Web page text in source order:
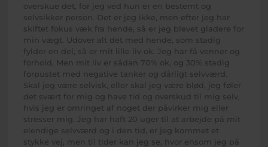
overskue det, for jeg ved hun er en bestemt og
selvsikker person. Det er jeg ikke, men efter jeg har
skiftet fokus væk fra hende, så er jeg blevet gladere for
min vægt. Udover alt det med hende, som stadig
fylder en del, så er mit lille liv ok. Jeg har få venner og
forhold. Men mit liv er sådan 70% ok, og 30% stadig
forpustet med negative tanker og dårligt selvværd.
Skal jeg være selvisk, eller skal jeg være blød, jeg føler
det svært for mig og have tid og overskud til mig selv,
hvis jeg er omringet af noget der påvirker mig eller
stresser mig. Jeg har haft 20 uger til at arbejde på mit
elendige selvværd og i den tid, er jeg kommet et
stykke vej, men til tider kan jeg se, hvor ensom jeg på